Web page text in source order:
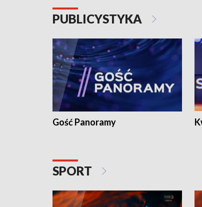
PUBLICYSTYKA
Gość Panoramy
SPORT